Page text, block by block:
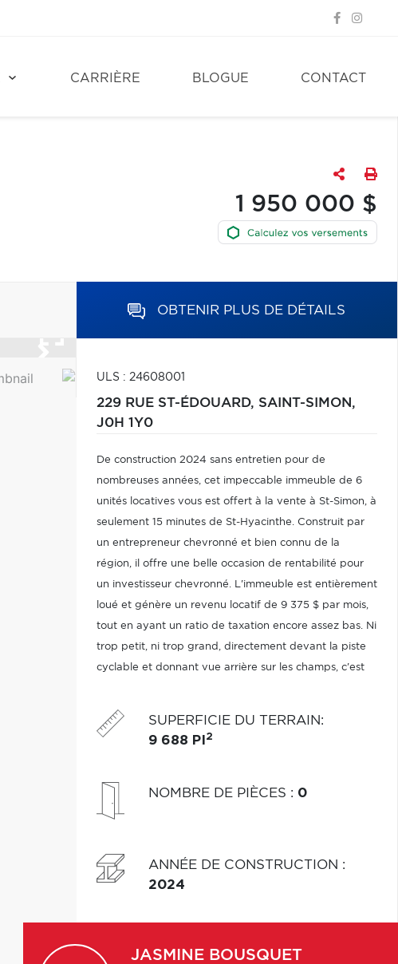
CARRIÈRE BLOGUE CONTACT
1 950 000 $
OBTENIR PLUS DE DÉTAILS
ULS : 24608001
229 RUE ST-ÉDOUARD, SAINT-SIMON,
J0H 1Y0
De construction 2024 sans entretien pour de
nombreuses années, cet impeccable immeuble de 6
unités locatives vous est offert à la vente à St-Simon, à
seulement 15 minutes de St-Hyacinthe. Construit par
un entrepreneur chevronné et bien connu de la
région, il offre une belle occasion de rentabilité pour
un investisseur chevronné. L'immeuble est entièrement
loué et génère un revenu locatif de 9 375 $ par mois,
tout en ayant un ratio de taxation encore assez bas. Ni
trop petit, ni trop grand, directement devant la piste
cyclable et donnant vue arrière sur les champs, c'est
parc immobilier!
SUPERFICIE DU TERRAIN:
9 688 PI 2
NOMBRE DE PIÈCES : 0
ANNÉE DE CONSTRUCTION :
2024
JASMINE BOUSQUET